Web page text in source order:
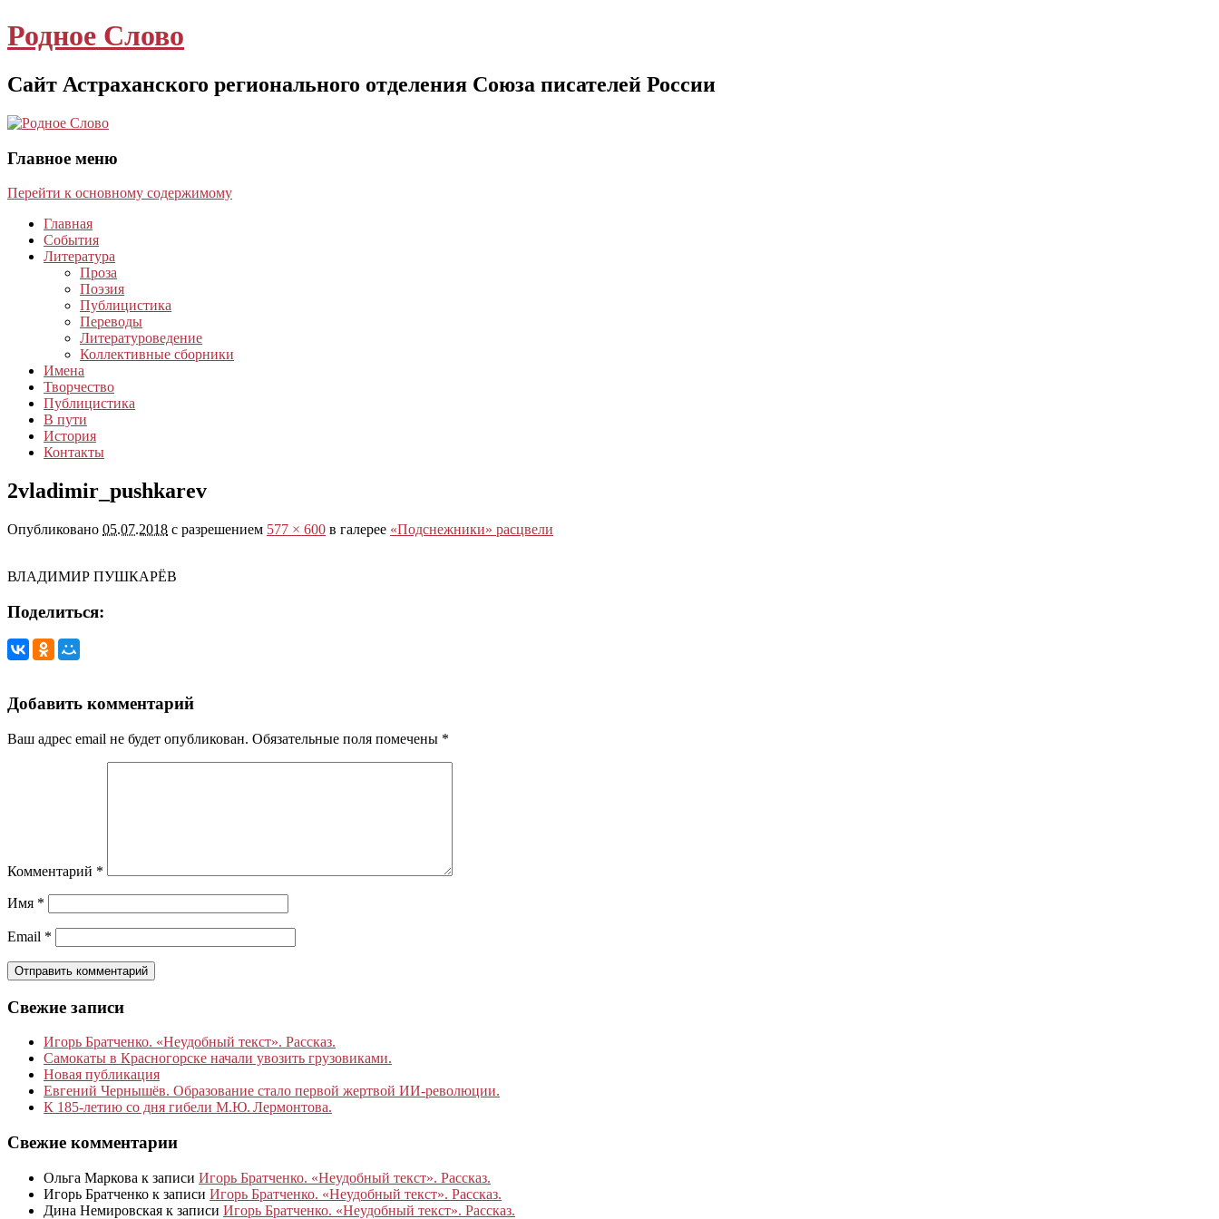
Родное Слово
Сайт Астраханского регионального отделения Союза писателей России
Главное меню
Перейти к основному содержимому
Главная
События
Литература
Проза
Поэзия
Публицистика
Переводы
Литературоведение
Коллективные сборники
Имена
Творчество
Публицистика
В пути
История
Контакты
2vladimir_pushkarev
Опубликовано 05.07.2018 с разрешением 577 × 600 в галерее «Подснежники» расцвели
ВЛАДИМИР ПУШКАРЁВ
Поделиться:
Добавить комментарий
Ваш адрес email не будет опубликован. Обязательные поля помечены *
Комментарий *
Имя *
Email *
Свежие записи
Игорь Братченко. «Неудобный текст». Рассказ.
Самокаты в Красногорске начали увозить грузовиками.
Новая публикация
Евгений Чернышёв. Образование стало первой жертвой ИИ-революции.
К 185‑летию со дня гибели М.Ю. Лермонтова.
Свежие комментарии
Ольга Маркова к записи Игорь Братченко. «Неудобный текст». Рассказ.
Игорь Братченко к записи Игорь Братченко. «Неудобный текст». Рассказ.
Дина Немировская к записи Игорь Братченко. «Неудобный текст». Рассказ.